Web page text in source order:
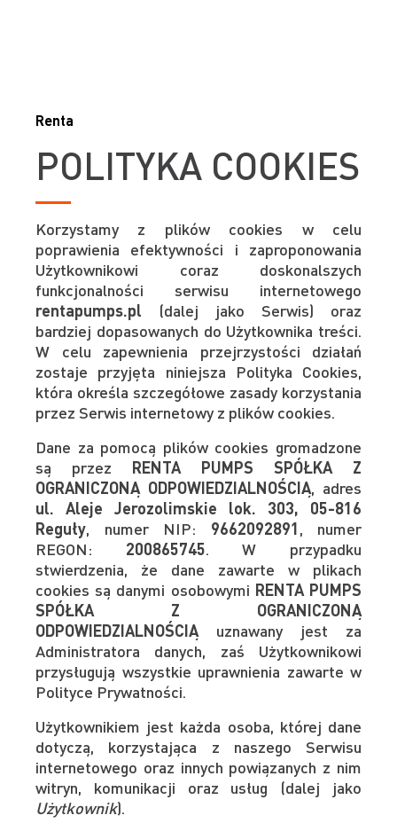
Renta
POLITYKA COOKIES
Korzystamy z plików cookies w celu
poprawienia efektywności i zaproponowania
Użytkownikowi coraz doskonalszych
funkcjonalności serwisu internetowego
rentapumps.pl (dalej jako Serwis) oraz
bardziej dopasowanych do Użytkownika treści.
W celu zapewnienia przejrzystości działań
zostaje przyjęta niniejsza Polityka Cookies,
która określa szczegółowe zasady korzystania
przez Serwis internetowy z plików cookies.
Dane za pomocą plików cookies gromadzone
są przez RENTA PUMPS SPÓŁKA Z
OGRANICZONĄ ODPOWIEDZIALNOŚCIĄ, adres
ul. Aleje Jerozolimskie lok. 303, 05-816
Reguły, numer NIP: 9662092891, numer
REGON: 200865745. W przypadku
stwierdzenia, że dane zawarte w plikach
cookies są danymi osobowymi RENTA PUMPS
SPÓŁKA Z OGRANICZONĄ
ODPOWIEDZIALNOŚCIĄ uznawany jest za
Administratora danych, zaś Użytkownikowi
przysługują wszystkie uprawnienia zawarte w
Polityce Prywatności.
Użytkownikiem jest każda osoba, której dane
dotyczą, korzystająca z naszego Serwisu
internetowego oraz innych powiązanych z nim
witryn, komunikacji oraz usług (dalej jako
Użytkownik).